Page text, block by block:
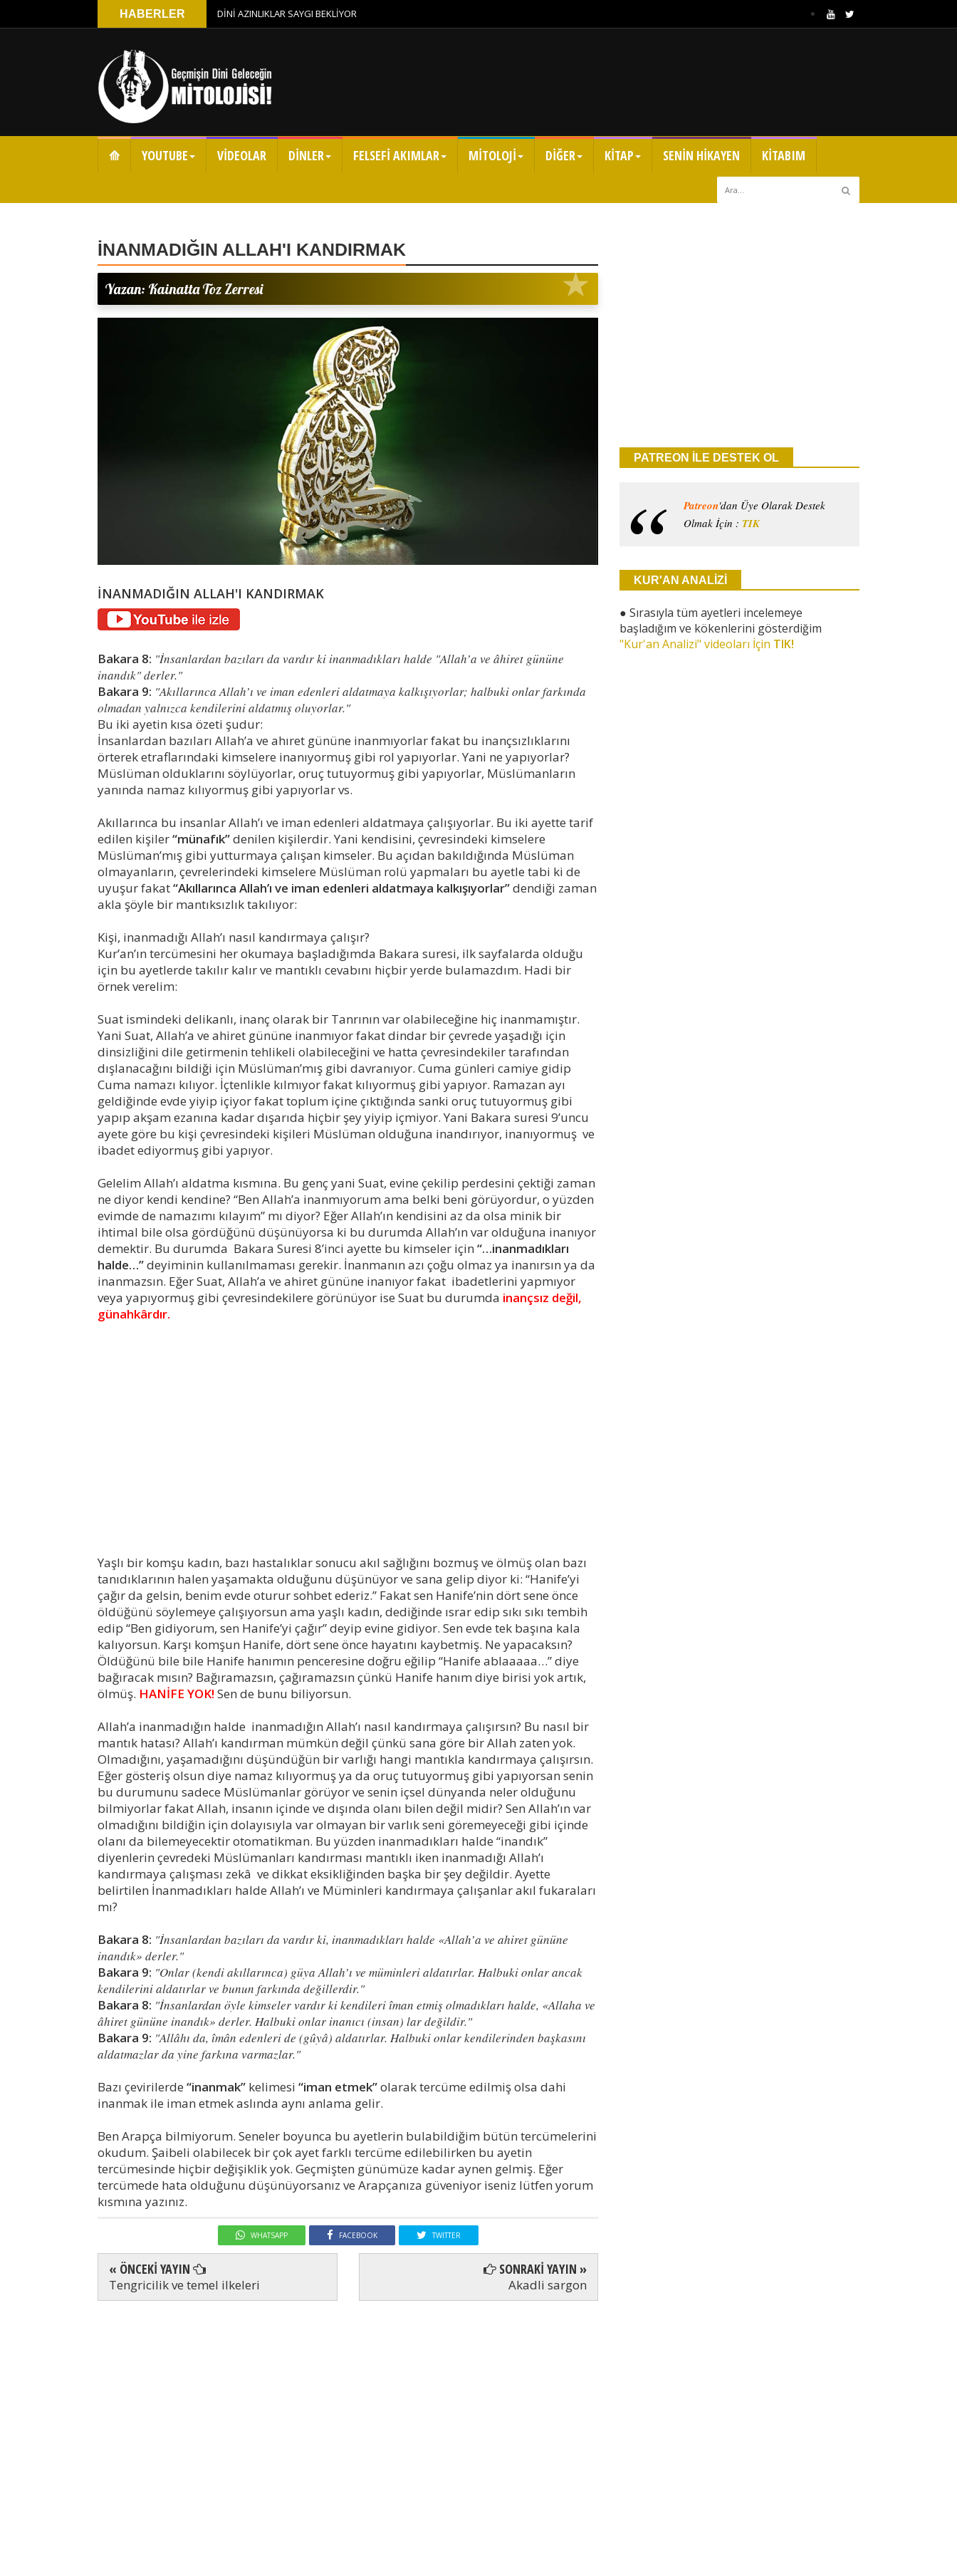
HABERLER DİNİ AZINLIKLAR SAYGI BEKLİYOR
⟰ YOUTUBE VİDEOLAR DİNLER FELSEFİ AKIMLAR MİTOLOJİ DİĞER KİTAP SENİN HİKAYEN KİTABIM
İNANMADIĞIN ALLAH'I KANDIRMAK
Yazan: Kainatta Toz Zerresi
İNANMADIĞIN ALLAH'I KANDIRMAK
Bakara 8: "İnsanlardan bazıları da vardır ki inanmadıkları halde "Allah’a ve âhiret gününe
inandık" derler."
Bakara 9: "Akıllarınca Allah’ı ve iman edenleri aldatmaya kalkışıyorlar; halbuki onlar farkında
olmadan yalnızca kendilerini aldatmış oluyorlar."
Bu iki ayetin kısa özeti şudur:
İnsanlardan bazıları Allah’a ve ahıret gününe inanmıyorlar fakat bu inançsızlıklarını
örterek etraflarındaki kimselere inanıyormuş gibi rol yapıyorlar. Yani ne yapıyorlar?
Müslüman olduklarını söylüyorlar, oruç tutuyormuş gibi yapıyorlar, Müslümanların
yanında namaz kılıyormuş gibi yapıyorlar vs.
Akıllarınca bu insanlar Allah’ı ve iman edenleri aldatmaya çalışıyorlar. Bu iki ayette tarif
edilen kişiler“münafık”denilen kişilerdir. Yani kendisini, çevresindeki kimselere
Müslüman’mış gibi yutturmaya çalışan kimseler. Bu açıdan bakıldığında Müslüman
olmayanların, çevrelerindeki kimselere Müslüman rolü yapmaları bu ayetle tabi ki de
uyuşur fakat“Akıllarınca Allah’ı ve iman edenleri aldatmaya kalkışıyorlar”dendiği zaman
akla şöyle bir mantıksızlık takılıyor:
Kişi, inanmadığı Allah’ı nasıl kandırmaya çalışır?
Kur’an’ın tercümesini her okumaya başladığımda Bakara suresi, ilk sayfalarda olduğu
için bu ayetlerde takılır kalır ve mantıklı cevabını hiçbir yerde bulamazdım. Hadi bir
örnek verelim:
Suat ismindeki delikanlı, inanç olarak bir Tanrının var olabileceğine hiç inanmamıştır.
Yani Suat, Allah’a ve ahiret gününe inanmıyor fakat dindar bir çevrede yaşadığı için
dinsizliğini dile getirmenin tehlikeli olabileceğini ve hatta çevresindekiler tarafından
dışlanacağını bildiği için Müslüman’mış gibi davranıyor. Cuma günleri camiye gidip
Cuma namazı kılıyor. İçtenlikle kılmıyor fakat kılıyormuş gibi yapıyor. Ramazan ayı
geldiğinde evde yiyip içiyor fakat toplum içine çıktığında sanki oruç tutuyormuş gibi
yapıp akşam ezanına kadar dışarıda hiçbir şey yiyip içmiyor. Yani Bakara suresi 9’uncu
ayete göre bu kişi çevresindeki kişileri Müslüman olduğuna inandırıyor, inanıyormuş ve
ibadet ediyormuş gibi yapıyor.
Gelelim Allah’ı aldatma kısmına. Bu genç yani Suat, evine çekilip perdesini çektiği zaman
ne diyor kendi kendine? “Ben Allah’a inanmıyorum ama belki beni görüyordur, o yüzden
evimde de namazımı kılayım” mı diyor? Eğer Allah’ın kendisini az da olsa minik bir
ihtimal bile olsa gördüğünü düşünüyorsa ki bu durumda Allah’ın var olduğuna inanıyor
demektir. Bu durumda Bakara Suresi 8’inci ayette bu kimseler için “…inanmadıkları
halde…”deyiminin kullanılmaması gerekir. İnanmanın azı çoğu olmaz ya inanırsın ya da
inanmazsın. Eğer Suat, Allah’a ve ahiret gününe inanıyor fakat ibadetlerini yapmıyor
veya yapıyormuş gibi çevresindekilere görünüyor ise Suat bu durumda inançsız değil,
günahkârdır.
Yaşlı bir komşu kadın, bazı hastalıklar sonucu akıl sağlığını bozmuş ve ölmüş olan bazı
tanıdıklarının halen yaşamakta olduğunu düşünüyor ve sana gelip diyor ki: “Hanife’yi
çağır da gelsin, benim evde oturur sohbet ederiz.” Fakat sen Hanife’nin dört sene önce
öldüğünü söylemeye çalışıyorsun ama yaşlı kadın, dediğinde ısrar edip sıkı sıkı tembih
edip “Ben gidiyorum, sen Hanife’yi çağır” deyip evine gidiyor. Sen evde tek başına kala
kalıyorsun. Karşı komşun Hanife, dört sene önce hayatını kaybetmiş. Ne yapacaksın?
Öldüğünü bile bile Hanife hanımın penceresine doğru eğilip “Hanife ablaaaaa…” diye
bağıracak mısın? Bağıramazsın, çağıramazsın çünkü Hanife hanım diye birisi yok artık,
ölmüş. HANİFE YOK! Sen de bunu biliyorsun.
Allah’a inanmadığın halde inanmadığın Allah’ı nasıl kandırmaya çalışırsın? Bu nasıl bir
mantık hatası? Allah’ı kandırman mümkün değil çünkü sana göre bir Allah zaten yok.
Olmadığını, yaşamadığını düşündüğün bir varlığı hangi mantıkla kandırmaya çalışırsın.
Eğer gösteriş olsun diye namaz kılıyormuş ya da oruç tutuyormuş gibi yapıyorsan senin
bu durumunu sadece Müslümanlar görüyor ve senin içsel dünyanda neler olduğunu
bilmiyorlar fakat Allah, insanın içinde ve dışında olanı bilen değil midir? Sen Allah’ın var
olmadığını bildiğin için dolayısıyla var olmayan bir varlık seni göremeyeceği gibi içinde
olanı da bilemeyecektir otomatikman. Bu yüzden inanmadıkları halde “inandık”
diyenlerin çevredeki Müslümanları kandırması mantıklı iken inanmadığı Allah’ı
kandırmaya çalışması zekâ ve dikkat eksikliğinden başka bir şey değildir. Ayette
belirtilen İnanmadıkları halde Allah’ı ve Müminleri kandırmaya çalışanlar akıl fukaraları
mı?
Bakara 8: "İnsanlardan bazıları da vardır ki, inanmadıkları halde «Allah’a ve ahiret gününe
inandık» derler."
Bakara 9: "Onlar (kendi akıllarınca) güya Allah’ı ve müminleri aldatırlar. Halbuki onlar ancak
kendilerini aldatırlar ve bunun farkında değillerdir."
Bakara 8: "İnsanlardan öyle kimseler vardır ki kendileri îman etmiş olmadıkları halde, «Allaha ve
âhiret gününe inandık» derler. Halbuki onlar inanıcı (insan) lar değildir."
Bakara 9: "Allâhı da, îmân edenleri de (gûyâ) aldatırlar. Halbuki onlar kendilerinden başkasını
aldatmazlar da yine farkına varmazlar."
Bazı çevirilerde “inanmak” kelimesi “iman etmek”olarak tercüme edilmiş olsa dahi
inanmak ile iman etmek aslında aynı anlama gelir.
Ben Arapça bilmiyorum. Seneler boyunca bu ayetlerin bulabildiğim bütün tercümelerini
okudum. Şaibeli olabilecek bir çok ayet farklı tercüme edilebilirken bu ayetin
tercümesinde hiçbir değişiklik yok. Geçmişten günümüze kadar aynen gelmiş. Eğer
tercümede hata olduğunu düşünüyorsanız ve Arapçanıza güveniyor iseniz lütfen yorum
kısmına yazınız.
WHATSAPP FACEBOOK TWITTER
« ÖNCEKİ YAYIN
Tengricilik ve temel ilkeleri
SONRAKİ YAYIN »
Akadli sargon
PATREON İLE DESTEK OL
Patreon'dan Üye Olarak Destek
Olmak İçin : TIK
KUR'AN ANALİZİ
●Sırasıyla tüm ayetleri incelemeye
başladığım ve kökenlerini gösterdiğim
"Kur'an Analizi" videoları İçin TIK!